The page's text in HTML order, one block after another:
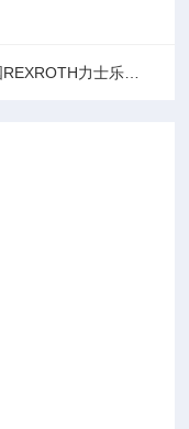
REXROTH力士乐